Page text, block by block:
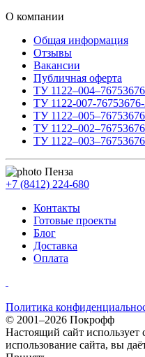
О компании
Общая информация
Отзывы
Вакансии
Публичная оферта
ТУ
ТУ 1122-007-
ТУ
ТУ
ТУ
Пенза
+7 (8412) 224-680
Контакты
Готовые проекты
Блог
Доставка
Оплата
Политика
© 2001–2026 Покрофф
Настоящий сайт
использование сайта, вы